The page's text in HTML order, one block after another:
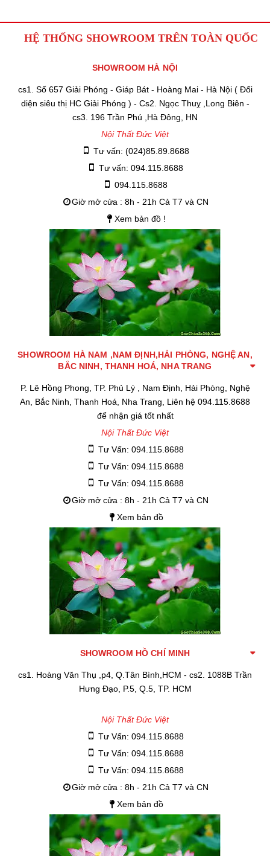
HỆ THỐNG SHOWROOM TRÊN TOÀN QUỐC
SHOWROOM HÀ NỘI
cs1. Số 657 Giải Phóng - Giáp Bát - Hoàng Mai - Hà Nội ( Đối
diện siêu thị HC Giải Phóng ) - Cs2. Ngọc Thuỵ ,Long Biên -
cs3. 196 Trần Phú ,Hà Đông, HN
Nội Thất Đức Việt
Tư vấn: (024)85.89.8688
Tư vấn: 094.115.8688
094.115.8688
Giờ mở cửa : 8h - 21h Cả T7 và CN
Xem bản đồ !
SHOWROOM HÀ NAM ,NAM ĐỊNH,HẢI PHÒNG, NGHỆ AN,
BẮC NINH, THANH HOÁ, NHA TRANG
P. Lê Hồng Phong, TP. Phủ Lý , Nam Định, Hải Phòng, Nghệ
An, Bắc Ninh, Thanh Hoá, Nha Trang, Liên hệ 094.115.8688
để nhận giá tốt nhất
Nội Thất Đức Việt
Tư Vấn: 094.115.8688
Tư Vấn: 094.115.8688
Tư Vấn: 094.115.8688
Giờ mở cửa : 8h - 21h Cả T7 và CN
Xem bản đồ
SHOWROOM HỒ CHÍ MINH
cs1. Hoàng Văn Thụ ,p4, Q.Tân Bình,HCM - cs2. 1088B Trần
Hưng Đạo, P.5, Q.5, TP. HCM
Nội Thất Đức Việt
Tư Vấn: 094.115.8688
Tư Vấn: 094.115.8688
Tư Vấn: 094.115.8688
Giờ mở cửa : 8h - 21h Cả T7 và CN
Xem bản đồ